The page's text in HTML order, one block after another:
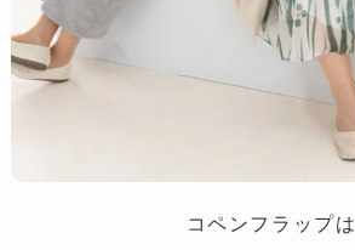
コペンフラップは